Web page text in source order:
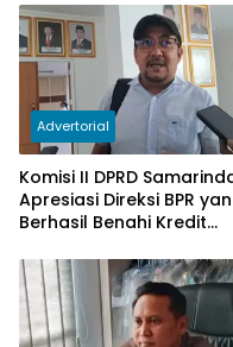
Subsidi Berkurang
Advertorial
Komisi II DPRD
Apresiasi Direksi BPR
Berhasil Benahi Kredit